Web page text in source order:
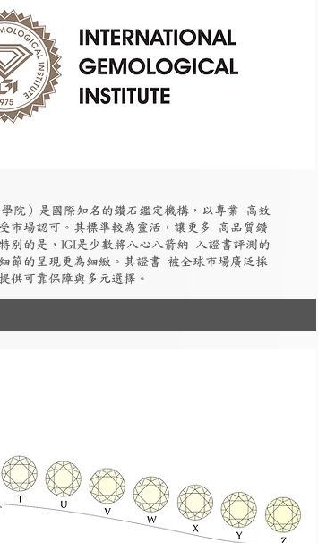
院）是國際知名的鑽石鑑定機構，以專業 高效
市場認可。其標準較為靈活，讓更多 高品質鑽
別的是，IGI是少數將八心八箭納 入證書評測的
節的呈現更為細緻。其證書 被全球市場廣泛採
供可靠保障與多元選擇。